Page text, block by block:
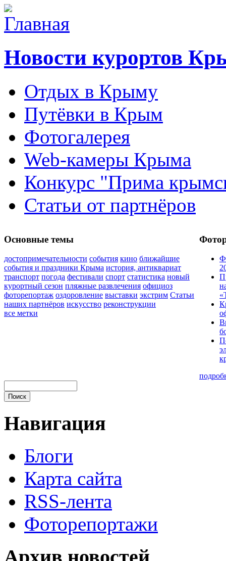
Новости курортов
Отдых в Крыму
Путёвки в Крым
Фотогалерея
Web-камеры Крыма
Конкурс "Прима
Статьи от партнёров
Основные темы
достопримечательности события кино ближайшие
события и праздники Крыма история, антиквариат
транспорт погода фестивали спорт статистика новый
курортный сезон пляжные развлечения официоз
фоторепортаж оздоровление выставки экстрим Статьи
наших партнёров искусство реконструкции
все метки
Навигация
Блоги
Карта сайта
RSS-лента
Фоторепортажи